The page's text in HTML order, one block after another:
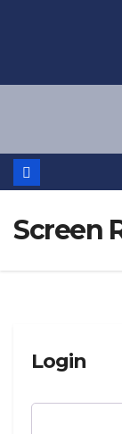
Screen
Login